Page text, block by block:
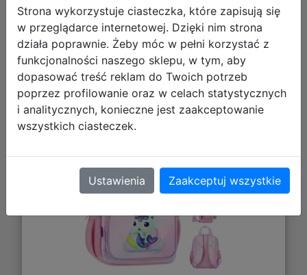
Starpak Plecak Midi do Przedszkola
Koci Domek Gabi Syrenka 550802
Strona wykorzystuje ciasteczka, które zapisują się
w przeglądarce internetowej. Dzięki nim strona
działa poprawnie. Żeby móc w pełni korzystać z
funkcjonalności naszego sklepu, w tym, aby
dopasować treść reklam do Twoich potrzeb
poprzez profilowanie oraz w celach statystycznych
i analitycznych, konieczne jest zaakceptowanie
wszystkich ciasteczek.
Ustawienia Zaakceptuj wszystkie